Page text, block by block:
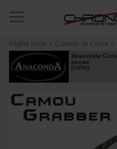
Página inicial » Cuidado da Carpa »
Anaconda
peças
[212721]